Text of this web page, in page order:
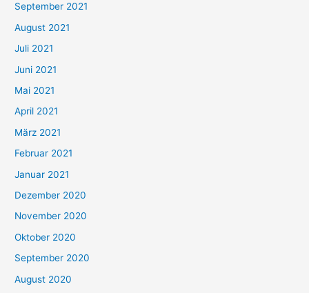
n
n
a
c
h
:
September 2021
August 2021
Juli 2021
Juni 2021
Mai 2021
April 2021
März 2021
Februar 2021
Januar 2021
Dezember 2020
November 2020
Oktober 2020
September 2020
August 2020